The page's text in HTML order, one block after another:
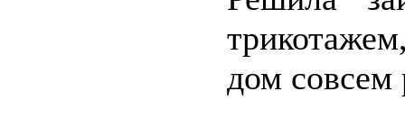
дом совсем